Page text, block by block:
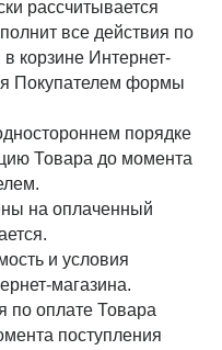
рассчитывается
все действия по
корзине Интернет-
Покупателем формы
порядке
Товара до момента
на оплаченный
и условия
магазина.
по оплате Товара
поступления